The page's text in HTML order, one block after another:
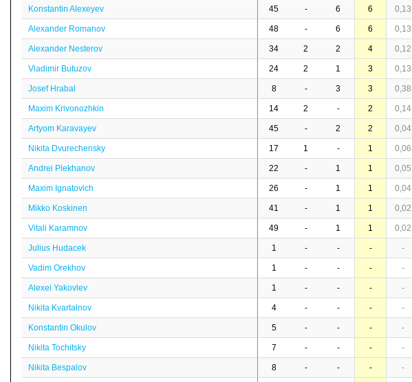
Konstantin Alexeyev 45 - 6 6 0,13
Alexander Romanov 48 - 6 6 0,13
Alexander Nesterov 34 2 2 4 0,12
Vladimir Butuzov 24 2 1 3 0,13
Josef Hrabal 8 - 3 3 0,38
Maxim Krivonozhkin 14 2 - 2 0,14
Artyom Karavayev 45 - 2 2 0,04
Nikita Dvurechensky 17 1 - 1 0,06
Andrei Plekhanov 22 - 1 1 0,05
Maxim Ignatovich 26 - 1 1 0,04
Mikko Koskinen 41 - 1 1 0,02
Vitali Karamnov 49 - 1 1 0,02
Julius Hudacek 1 - - - -
Vadim Orekhov 1 - - - -
Alexei Yakovlev 1 - - - -
Nikita Kvartalnov 4 - - - -
Konstantin Okulov 5 - - - -
Nikita Tochitsky 7 - - - -
Nikita Bespalov 8 - - - -